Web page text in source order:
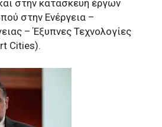
στην κατασκευή έργων
στην Ενέργεια –
– Έξυπνες Τεχνολογίες
Cities).